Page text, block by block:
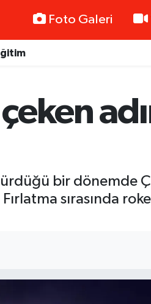
Foto Galeri
bir dönemde
Fırlatma sırasında